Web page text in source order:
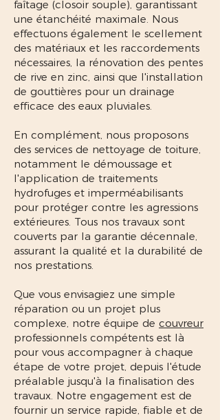
faîtage (closoir souple), garantissant
une étanchéité maximale. Nous
effectuons également le scellement
des matériaux et les raccordements
nécessaires, la rénovation des pentes
de rive en zinc, ainsi que l'installation
de gouttières pour un drainage
efficace des eaux pluviales.
En complément, nous proposons
des services de nettoyage de toiture,
notamment le démoussage et
l'application de traitements
hydrofuges et imperméabilisants
pour protéger contre les agressions
extérieures. Tous nos travaux sont
couverts par la garantie décennale,
assurant la qualité et la durabilité de
nos prestations.
Que vous envisagiez une simple
réparation ou un projet plus
complexe, notre équipe de couvreur
professionnels compétents est là
pour vous accompagner à chaque
étape de votre projet, depuis l'étude
préalable jusqu'à la finalisation des
travaux. Notre engagement est de
fournir un service rapide, fiable et de